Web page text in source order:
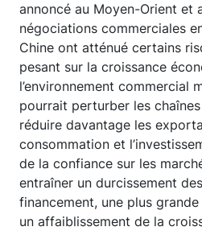
annoncé au Moyen-Orient et
négociations commerciales
Chine ont atténué certains
pesant sur la croissance
l’environnement commercial
pourrait perturber les
réduire davantage les
consommation et
de la confiance sur les
entraîner un durcissement
financement, une plus
un affaiblissement de la